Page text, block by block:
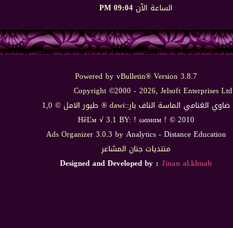
الساعة الآن09:04 PM
Powered by vBulletin® Version 3.8.7
Copyright ©2000 - 2026, Jelsoft Enterprises Ltd
ضاوي الغنامي الماسة الناف بار::dawi ® طيور الامل © 1,0
HêĽм √ 3.1 BY: ! ωαнαм ! © 2010
Ads Organizer 3.0.3 byAnalytics-Distance Education
منتديات جنان المشاعر
Designed and Developed by : Jinan al.klmah